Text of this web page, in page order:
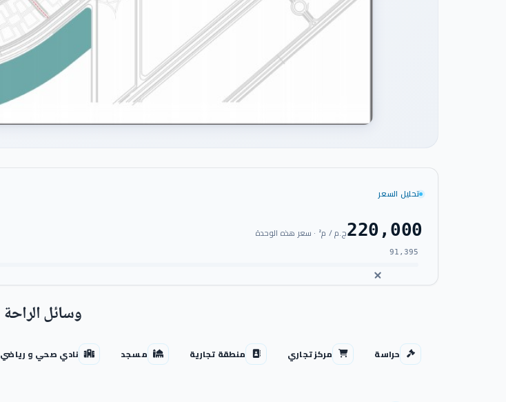
تحليل السعر
220,000ج.م / م² · سعر هذه الوحدة
91,395
وسائل الراحة
حراسة مركز تجاري منطقة تجارية مسجد نادي صحي و رياضي